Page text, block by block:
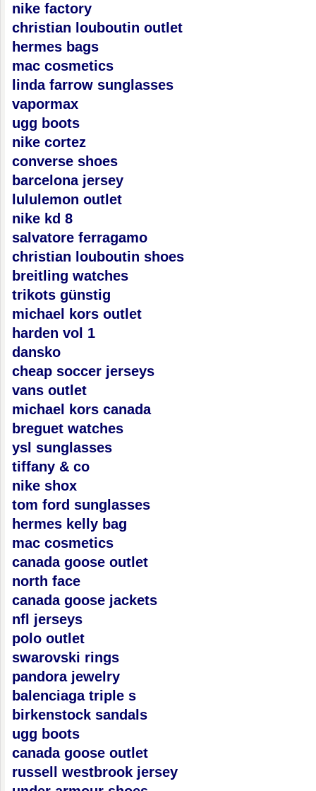
nike factory
christian louboutin outlet
hermes bags
mac cosmetics
linda farrow sunglasses
vapormax
ugg boots
nike cortez
converse shoes
barcelona jersey
lululemon outlet
nike kd 8
salvatore ferragamo
christian louboutin shoes
breitling watches
trikots günstig
michael kors outlet
harden vol 1
dansko
cheap soccer jerseys
vans outlet
michael kors canada
breguet watches
ysl sunglasses
tiffany & co
nike shox
tom ford sunglasses
hermes kelly bag
mac cosmetics
canada goose outlet
north face
canada goose jackets
nfl jerseys
polo outlet
swarovski rings
pandora jewelry
balenciaga triple s
birkenstock sandals
ugg boots
canada goose outlet
russell westbrook jersey